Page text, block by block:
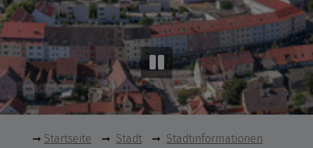
Startseite Stadt
Stadtinformationen